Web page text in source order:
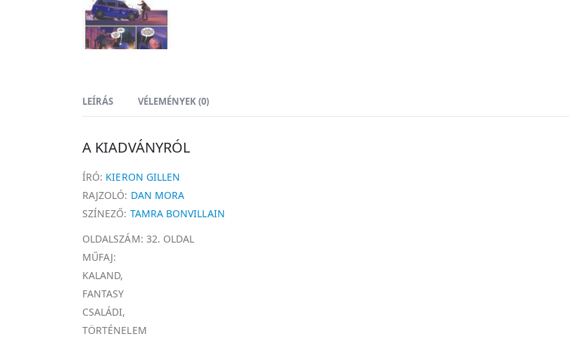
LEÍRÁS VÉLEMÉNYEK (0)
A KIADVÁNYRÓL
ÍRÓ: KIERON GILLEN
RAJZOLÓ: DAN MORA
SZÍNEZŐ: TAMRA BONVILLAIN
OLDALSZÁM: 32. OLDAL
MŰFAJ:
KALAND,
FANTASY
CSALÁDI,
TÖRTÉNELEM